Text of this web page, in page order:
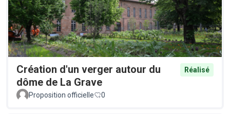
Création d'un verger autour du
dôme de La Grave
Réalisé
Proposition officielle 0